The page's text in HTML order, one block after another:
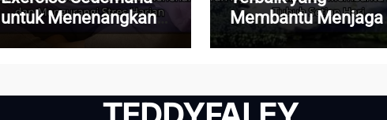
untuk Menenangkan
Pikiran dan
Membantu Menjaga
Kesehatan Tubuh